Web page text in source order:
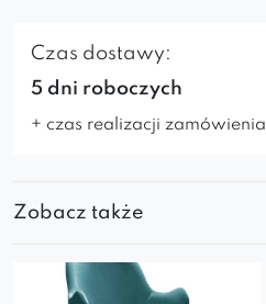
Czas dostawy:
5 dni roboczych
+ czas realizacji zamówienia
Zobacz także